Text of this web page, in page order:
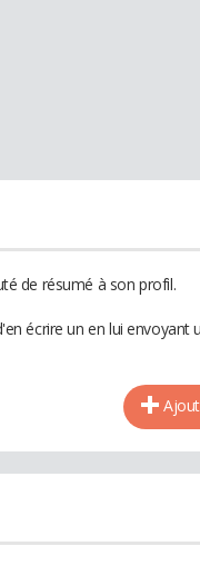
de résumé à son profil.
écrire un en lui